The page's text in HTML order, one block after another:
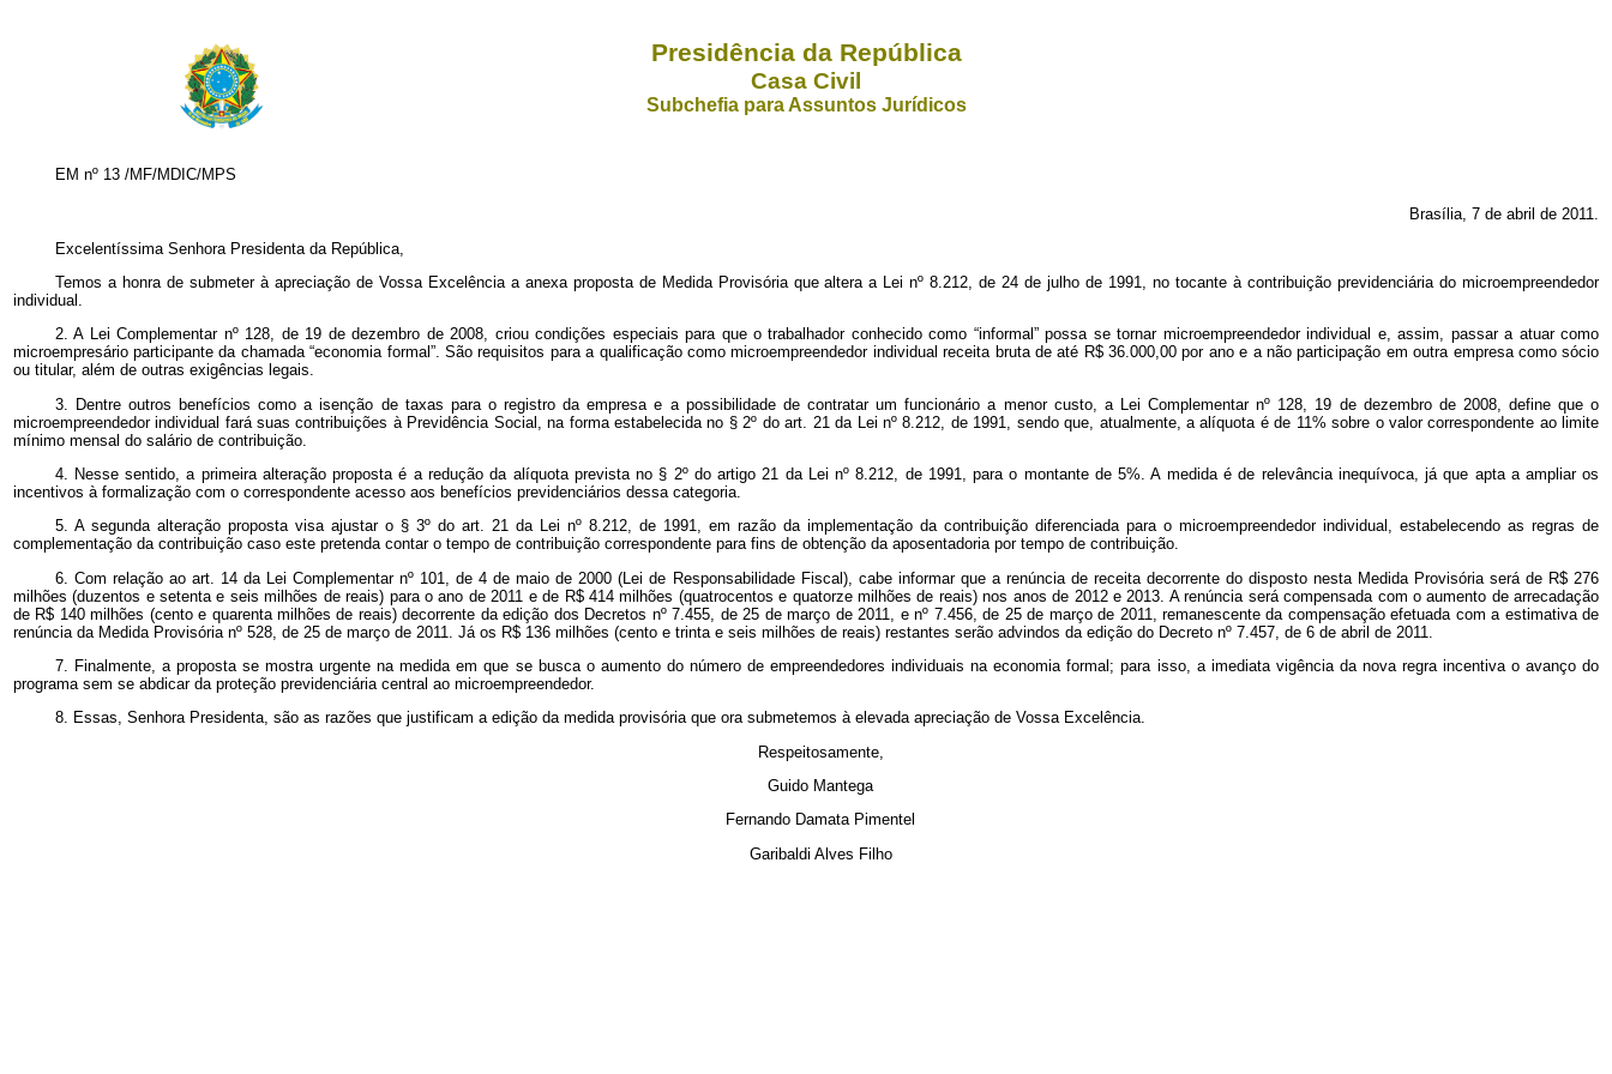
Presidência da República
Casa Civil
Subchefia para Assuntos Jurídicos
EM nº 13 /MF/MDIC/MPS
Brasília, 7 de abril de 2011.
Excelentíssima Senhora Presidenta da República,
Temos a honra de submeter à apreciação de Vossa Excelência a anexa proposta de Medida Provisória que altera a Lei nº 8.212, de 24 de julho de 1991, no tocante à contribuição previdenciária do microempreendedor
individual.
2. A Lei Complementar nº 128, de 19 de dezembro de 2008, criou condições especiais para que o trabalhador conhecido como “informal” possa se tornar microempreendedor individual e, assim, passar a atuar como
microempresário participante da chamada “economia formal”. São requisitos para a qualificação como microempreendedor individual receita bruta de até R$ 36.000,00 por ano e a não participação em outra empresa como sócio
ou titular, além de outras exigências legais.
3. Dentre outros benefícios como a isenção de taxas para o registro da empresa e a possibilidade de contratar um funcionário a menor custo, a Lei Complementar nº 128, 19 de dezembro de 2008, define que o
microempreendedor individual fará suas contribuições à Previdência Social, na forma estabelecida no § 2º do art. 21 da Lei nº 8.212, de 1991, sendo que, atualmente, a alíquota é de 11% sobre o valor correspondente ao limite
mínimo mensal do salário de contribuição.
4. Nesse sentido, a primeira alteração proposta é a redução da alíquota prevista no § 2º do artigo 21 da Lei nº 8.212, de 1991, para o montante de 5%. A medida é de relevância inequívoca, já que apta a ampliar os
incentivos à formalização com o correspondente acesso aos benefícios previdenciários dessa categoria.
5. A segunda alteração proposta visa ajustar o § 3º do art. 21 da Lei nº 8.212, de 1991, em razão da implementação da contribuição diferenciada para o microempreendedor individual, estabelecendo as regras de
complementação da contribuição caso este pretenda contar o tempo de contribuição correspondente para fins de obtenção da aposentadoria por tempo de contribuição.
6. Com relação ao art. 14 da Lei Complementar nº 101, de 4 de maio de 2000 (Lei de Responsabilidade Fiscal), cabe informar que a renúncia de receita decorrente do disposto nesta Medida Provisória será de R$ 276
milhões (duzentos e setenta e seis milhões de reais) para o ano de 2011 e de R$ 414 milhões (quatrocentos e quatorze milhões de reais) nos anos de 2012 e 2013. A renúncia será compensada com o aumento de arrecadação
de R$ 140 milhões (cento e quarenta milhões de reais) decorrente da edição dos Decretos nº 7.455, de 25 de março de 2011, e nº 7.456, de 25 de março de 2011, remanescente da compensação efetuada com a estimativa de
renúncia da Medida Provisória nº 528, de 25 de março de 2011. Já os R$ 136 milhões (cento e trinta e seis milhões de reais) restantes serão advindos da edição do Decreto nº 7.457, de 6 de abril de 2011.
7.
Finalmente, a proposta se mostra urgente na medida em que se busca o aumento do número de empreendedores individuais na economia formal; para isso, a imediata vigência da nova regra incentiva o avanço do
programa sem se abdicar da proteção previdenciária central ao microempreendedor.
8. Essas, Senhora Presidenta, são as razões que justificam a edição da medida provisória que ora submetemos à elevada apreciação de Vossa Excelência.
Respeitosamente,
Guido Mantega
Fernando Damata Pimentel
Garibaldi Alves Filho